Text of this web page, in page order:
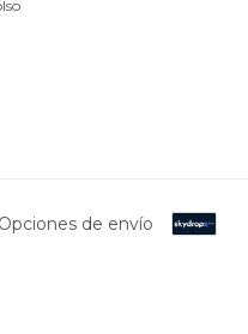
Opciones de envío